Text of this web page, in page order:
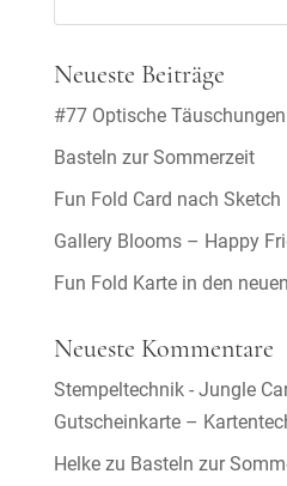
Neueste Beiträge
#77 Optische
Basteln zur Sommerzeit
Fun Fold Card nach Sketch
Gallery Blooms – Happy
Fun Fold Karte in den
Neueste Kommentare
Stempeltechnik - Jungle
Gutscheinkarte –
Helkezu Basteln zur